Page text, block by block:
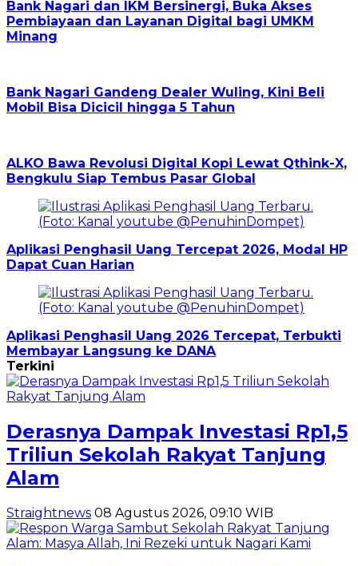
Bank Nagari dan IKM Bersinergi, Buka Akses
Pembiayaan dan Layanan Digital bagi UMKM
Minang
Bank Nagari Gandeng Dealer Wuling, Kini Beli
Mobil Bisa Dicicil hingga 5 Tahun
ALKO Bawa Revolusi Digital Kopi Lewat Qthink-X,
Bengkulu Siap Tembus Pasar Global
Aplikasi Penghasil Uang Tercepat 2026, Modal HP
Dapat Cuan Harian
Aplikasi Penghasil Uang 2026 Tercepat, Terbukti
Membayar Langsung ke DANA
Terkini
Derasnya Dampak Investasi Rp1,5
Triliun Sekolah Rakyat Tanjung
Alam
Straightnews 08 Agustus 2026, 09:10 WIB